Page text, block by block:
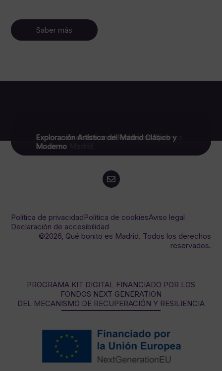
Saber más
Exploración artística por el Madrid histórico
Explorando el arte en el Prado con Qué
bonito es Madrid
Exploración Artística del Madrid Clásico y
Moderno
Política de privacidadPolítica de cookiesAviso legal
Declaración de accesibilidad
©2026, Qué bonito es Madrid. Todos los derechos
reservados.
PROGRAMA KIT DIGITAL FINANCIADO POR LOS
FONDOS NEXT GENERATION
DEL MECANISMO DE RECUPERACIÓN Y RESILIENCIA